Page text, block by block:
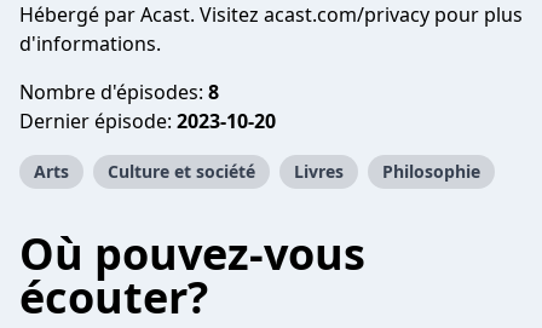
Hébergé par Acast. Visitez acast.com/privacy pour plus
d'informations.
Nombre d'épisodes: 8
Dernier épisode: 2023-10-20
Arts Culture et société Livres Philosophie
Où pouvez-vous
écouter?